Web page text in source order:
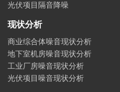
光伏项目隔音降噪
现状分析
商业综合体噪音现状分析
地下室机房噪音现状分析
工业厂房噪音现状分析
光伏项目噪音现状分析